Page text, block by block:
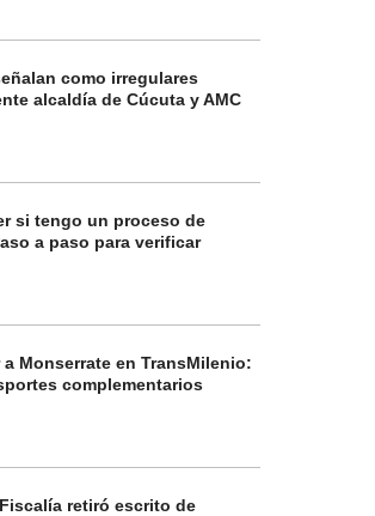
como irregulares
alcaldía de Cúcuta y AMC
si tengo un proceso de
a paso para verificar
Monserrate en TransMilenio:
complementarios
retiró escrito de